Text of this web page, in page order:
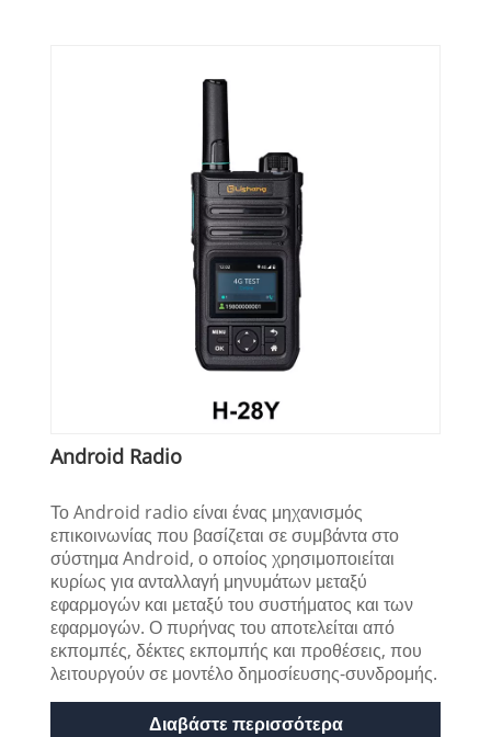
Android Radio
Το Android radio είναι ένας μηχανισμός
επικοινωνίας που βασίζεται σε συμβάντα στο
σύστημα Android, ο οποίος χρησιμοποιείται
κυρίως για ανταλλαγή μηνυμάτων μεταξύ
εφαρμογών και μεταξύ του συστήματος και των
εφαρμογών. Ο πυρήνας του αποτελείται από
εκπομπές, δέκτες εκπομπής και προθέσεις, που
λειτουργούν σε μοντέλο δημοσίευσης-συνδρομής.
Διαβάστε περισσότερα